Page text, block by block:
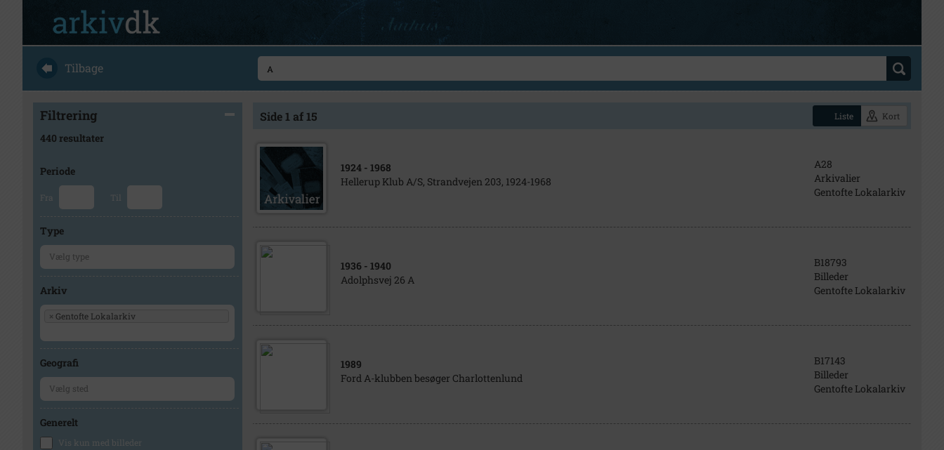
Tilbage
Filtrering
440 resultater
Periode
Fra Til
Type
Arkiv
× Gentofte Lokalarkiv
Geografi
Generelt
Vis kun med billeder
Side 1 af 15 Liste Kort
1924 - 1968
Hellerup Klub A/S, Strandvejen 203, 1924-1968
A28
Arkivalier
Gentofte Lokalarkiv
1936 - 1940
Adolphsvej 26 A
B18793
Billeder
Gentofte Lokalarkiv
1989
Ford A-klubben besøger Charlottenlund
B17143
Billeder
Gentofte Lokalarkiv